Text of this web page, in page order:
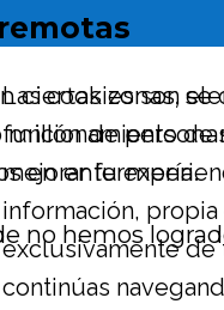
ciertas zonas,
de
en enfermería.
no hemos
Las cookies son
funcionamiento de
mejorar tu
información,
exclusivamente de
continúas